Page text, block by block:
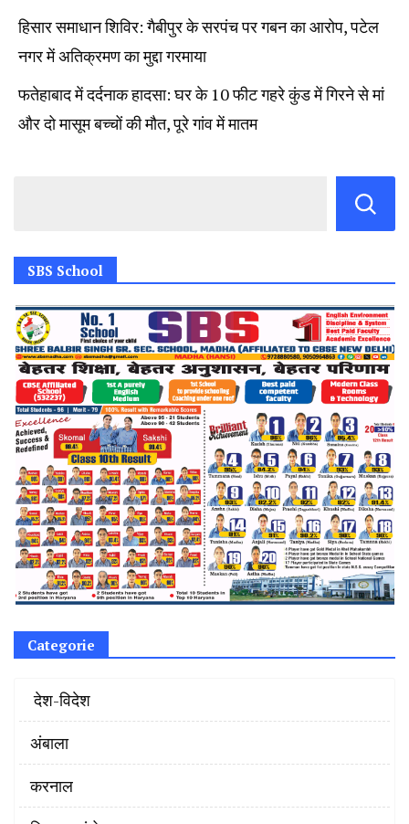
हिसार समाधान शिविर: गैबीपुर के सरपंच पर गबन का आरोप, पटेल
नगर में अतिक्रमण का मुद्दा गरमाया
फतेहाबाद में दर्दनाक हादसा: घर के 10 फीट गहरे कुंड में गिरने से मां
और दो मासूम बच्चों की मौत, पूरे गांव में मातम
SBS School
Categorie
‌ देश-विदेश
अंबाला
करनाल